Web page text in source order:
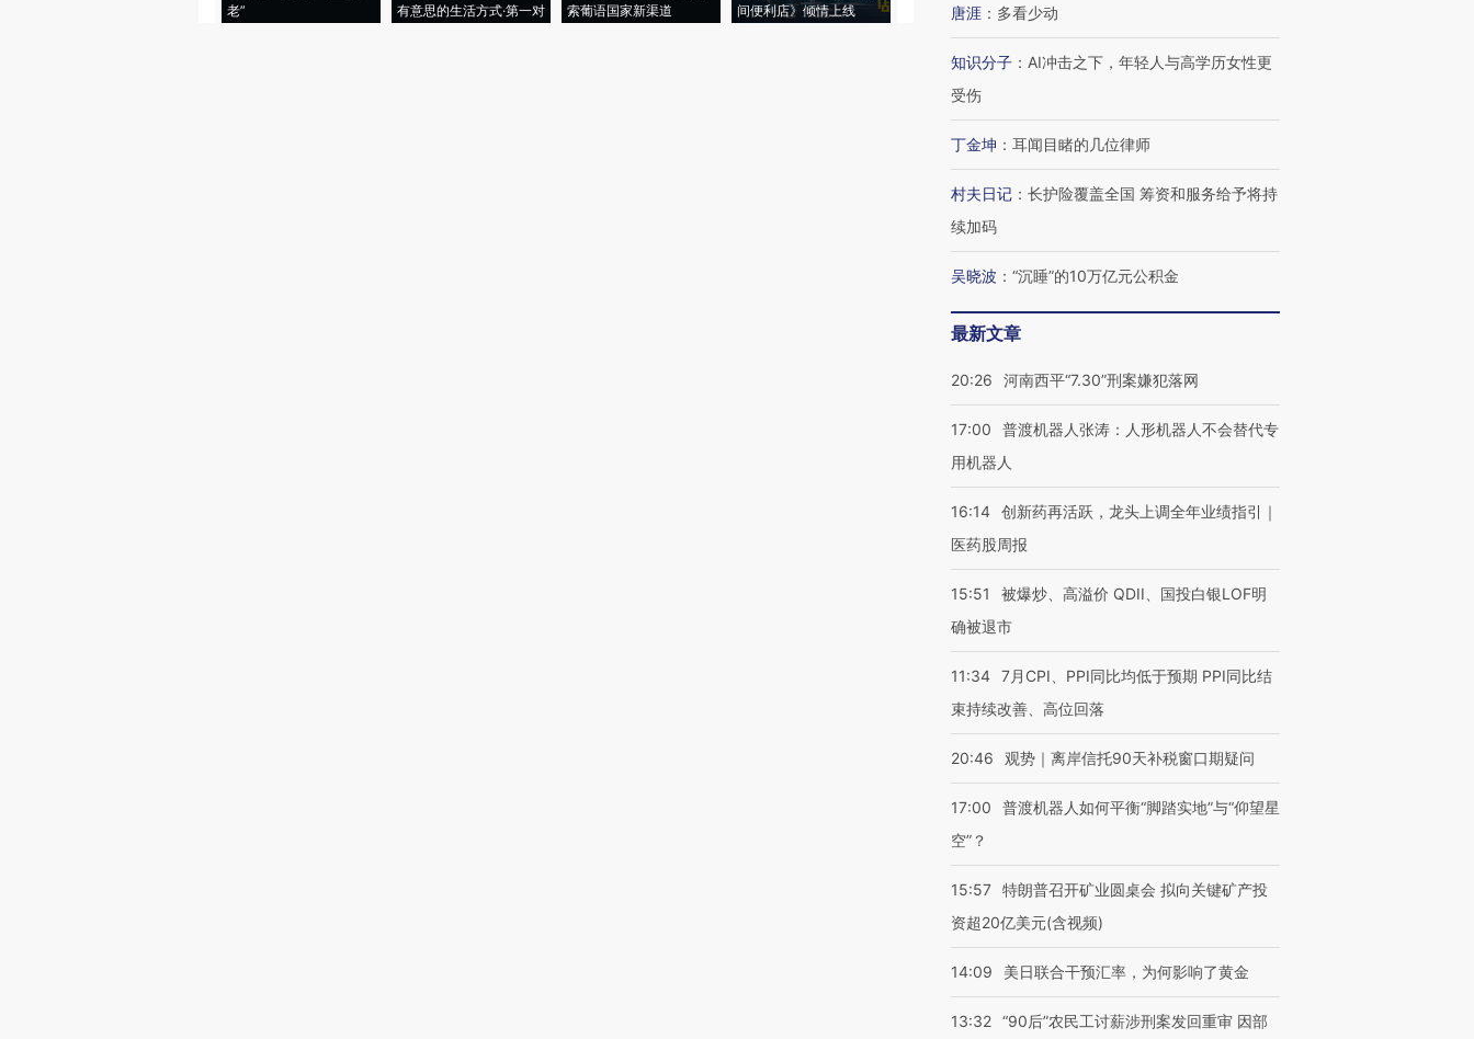
老”
有意思的生活方式·第一对
索葡语国家新渠道
间便利店》倾情上线
唐涯 ： 多看少动
知识分子 ： AI冲击之下，年轻人与高学历女性更
受伤
丁金坤 ： 耳闻目睹的几位律师
村夫日记 ： 长护险覆盖全国 筹资和服务给予将持
续加码
吴晓波 ： “沉睡”的10万亿元公积金
最新文章
20:26 河南西平“7.30”刑案嫌犯落网
17:00
普渡机器人张涛：人形机器人不会替代专
用机器人
16:14 创新药再活跃，龙头上调全年业绩指引｜
医药股周报
15:51
被爆炒、高溢价 QDII、国投白银LOF明
确被退市
11:34 7月CPI、PPI同比均低于预期 PPI同比结
束持续改善、高位回落
20:46 观势｜离岸信托90天补税窗口期疑问
17:00
普渡机器人如何平衡“脚踏实地”与“仰望星
空”？
15:57 特朗普召开矿业圆桌会 拟向关键矿产投
资超20亿美元(含视频)
14:09 美日联合干预汇率，为何影响了黄金
13:32 “90后”农民工讨薪涉刑案发回重审 因部